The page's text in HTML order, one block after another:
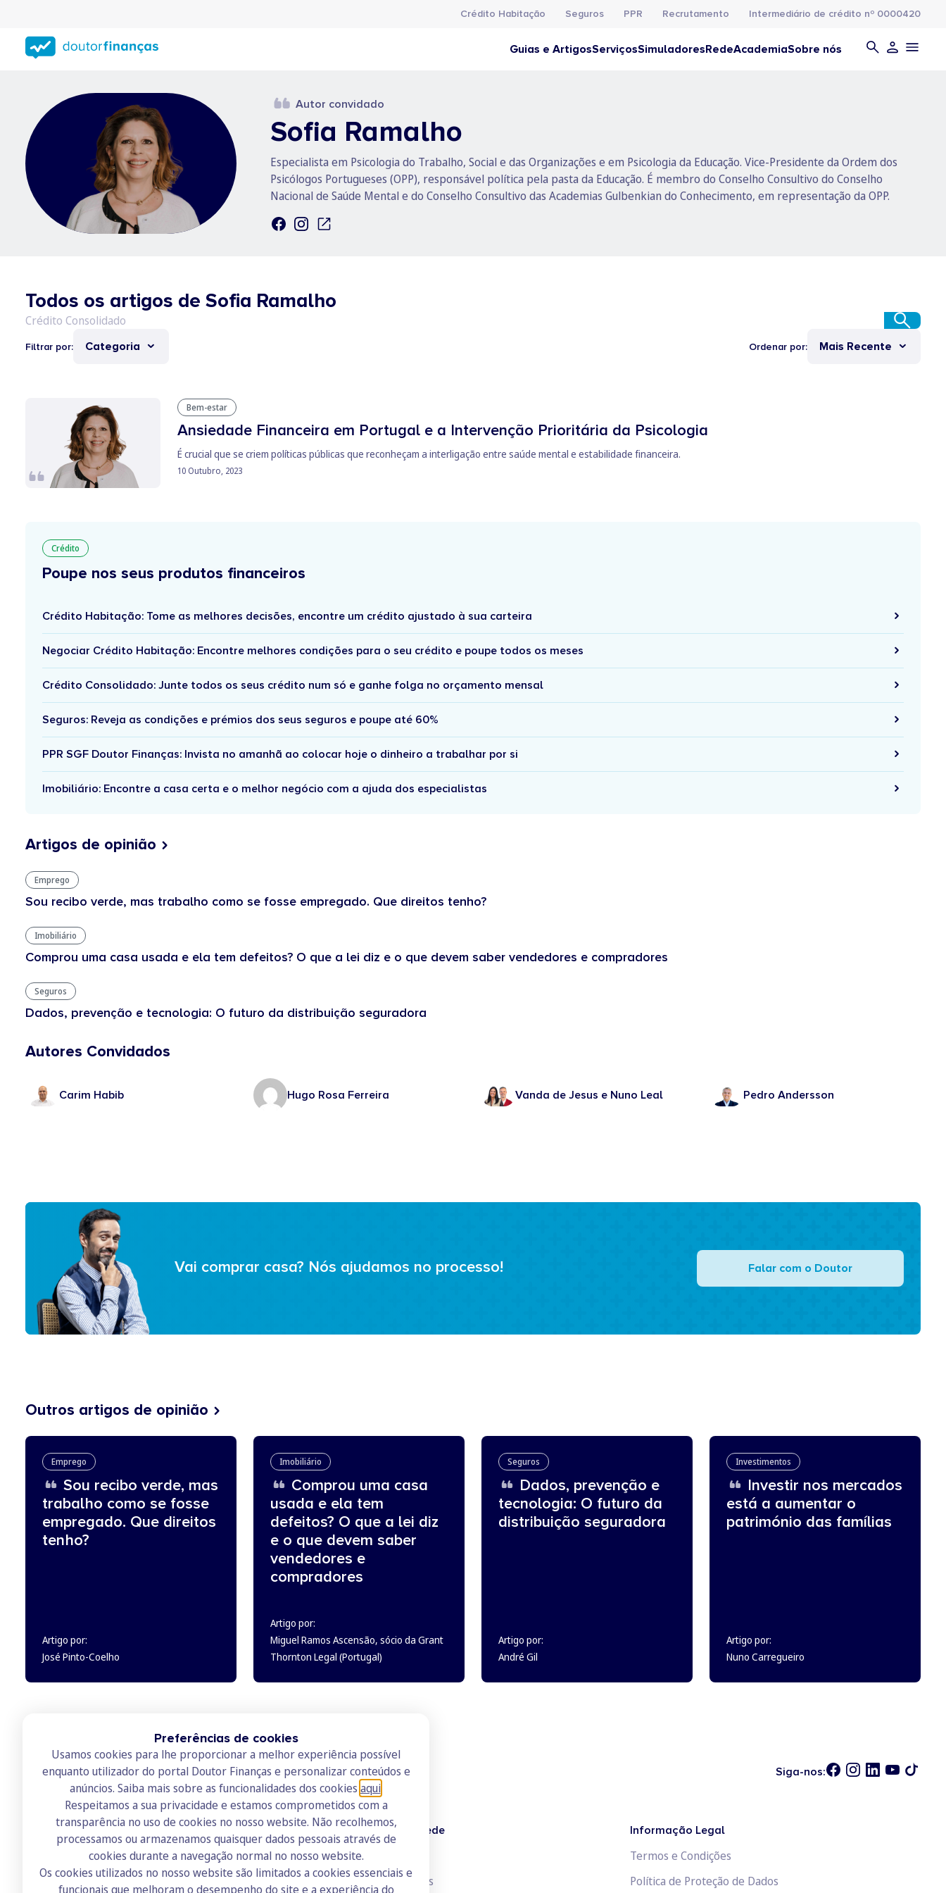
conteúdo
principal
Crédito Habitação Seguros PPR Recrutamento Intermediário de crédito nº 0000420
Guias e ArtigosServiçosSimuladoresRedeAcademiaSobre nós
Autor convidado
Sofia Ramalho
Especialista em Psicologia do Trabalho, Social e das Organizações e em Psicologia da Educação. Vice-Presidente da Ordem dos
Psicólogos Portugueses (OPP), responsável política pela pasta da Educação. É membro do Conselho Consultivo do Conselho
Nacional de Saúde Mental e do Conselho Consultivo das Academias Gulbenkian do Conhecimento, em representação da OPP.
Todos os artigos de Sofia Ramalho
Filtrar por: Categoria Ordenar por: Mais Recente
Bem-estar
Ansiedade Financeira em Portugal e a Intervenção Prioritária da Psicologia
É crucial que se criem políticas públicas que reconheçam a interligação entre saúde mental e estabilidade financeira.
10 Outubro, 2023
Crédito
Poupe nos seus produtos financeiros
Crédito Habitação: Tome as melhores decisões, encontre um crédito ajustado à sua carteira
Negociar Crédito Habitação: Encontre melhores condições para o seu crédito e poupe todos os meses
Crédito Consolidado: Junte todos os seus crédito num só e ganhe folga no orçamento mensal
Seguros: Reveja as condições e prémios dos seus seguros e poupe até 60%
PPR SGF Doutor Finanças: Invista no amanhã ao colocar hoje o dinheiro a trabalhar por si
Imobiliário: Encontre a casa certa e o melhor negócio com a ajuda dos especialistas
Artigos de opinião
Emprego
Sou recibo verde, mas trabalho como se fosse empregado. Que direitos tenho?
Imobiliário
Comprou uma casa usada e ela tem defeitos? O que a lei diz e o que devem saber vendedores e compradores
Seguros
Dados, prevenção e tecnologia: O futuro da distribuição seguradora
Autores Convidados
Carim Habib Hugo Rosa Ferreira Vanda de Jesus e Nuno Leal Pedro Andersson
Vai comprar casa? Nós ajudamos no processo! Falar com o Doutor
Outros artigos de opinião
Emprego
Sou recibo verde, mas
trabalho como se fosse
empregado. Que direitos
tenho?
Artigo por:
José Pinto-Coelho
Imobiliário
Comprou uma casa
usada e ela tem
defeitos? O que a lei diz
e o que devem saber
vendedores e
compradores
Artigo por:
Miguel Ramos Ascensão, sócio da Grant
Thornton Legal (Portugal)
Seguros
Dados, prevenção e
tecnologia: O futuro da
distribuição seguradora
Artigo por:
André Gil
Investimentos
Investir nos mercados
está a aumentar o
património das famílias
Artigo por:
Nuno Carregueiro
Preferências de cookies
Usamos cookies para lhe proporcionar a melhor experiência possível
enquanto utilizador do portal Doutor Finanças e personalizar conteúdos e
anúncios. Saiba mais sobre as funcionalidades dos cookies aqui
Respeitamos a sua privacidade e estamos comprometidos com a
transparência no uso de cookies no nosso website. Não recolhemos,
processamos ou armazenamos quaisquer dados pessoais através de
cookies durante a navegação normal no nosso website.
Os cookies utilizados no nosso website são limitados a cookies essenciais e
funcionais que melhoram o desempenho do site e a experiência do
Siga-nos:
Doutor Finanças
Contactos
Doutor Finanças Rede
Junte-se à Rede
Consulte todos os ICs
Informação Legal
Termos e Condições
Política de Proteção de Dados